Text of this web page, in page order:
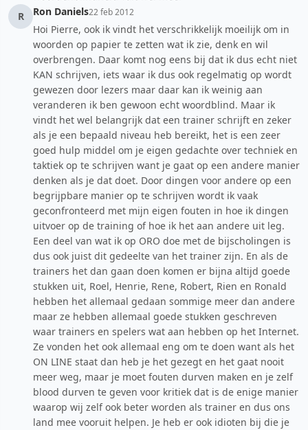
R
Ron Daniels22 feb 2012
Hoi Pierre, ook ik vindt het verschrikkelijk moeilijk om in
woorden op papier te zetten wat ik zie, denk en wil
overbrengen. Daar komt nog eens bij dat ik dus echt niet
KAN schrijven, iets waar ik dus ook regelmatig op wordt
gewezen door lezers maar daar kan ik weinig aan
veranderen ik ben gewoon echt woordblind. Maar ik
vindt het wel belangrijk dat een trainer schrijft en zeker
als je een bepaald niveau heb bereikt, het is een zeer
goed hulp middel om je eigen gedachte over techniek en
taktiek op te schrijven want je gaat op een andere manier
denken als je dat doet. Door dingen voor andere op een
begrijpbare manier op te schrijven wordt ik vaak
geconfronteerd met mijn eigen fouten in hoe ik dingen
uitvoer op de training of hoe ik het aan andere uit leg.
Een deel van wat ik op ORO doe met de bijscholingen is
dus ook juist dit gedeelte van het trainer zijn. En als de
trainers het dan gaan doen komen er bijna altijd goede
stukken uit, Roel, Henrie, Rene, Robert, Rien en Ronald
hebben het allemaal gedaan sommige meer dan andere
maar ze hebben allemaal goede stukken geschreven
waar trainers en spelers wat aan hebben op het Internet.
Ze vonden het ook allemaal eng om te doen want als het
ON LINE staat dan heb je het gezegt en het gaat nooit
meer weg, maar je moet fouten durven maken en je zelf
blood durven te geven voor kritiek dat is de enige manier
waarop wij zelf ook beter worden als trainer en dus ons
land mee vooruit helpen. Je heb er ook idioten bij die je